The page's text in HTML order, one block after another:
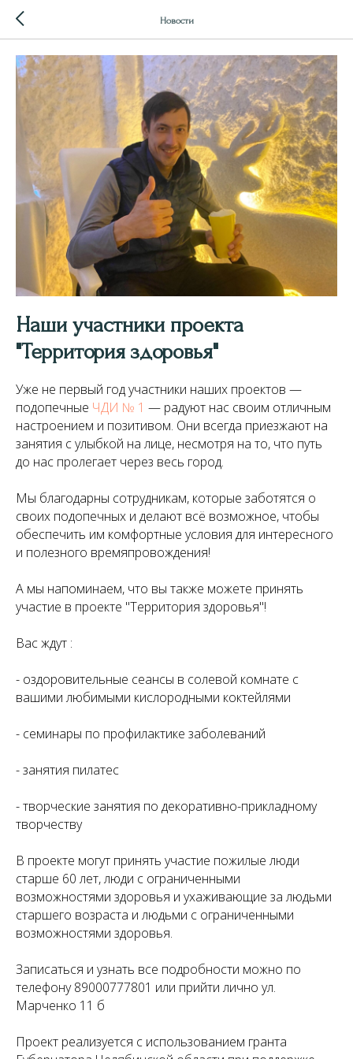
Новости
Наши участники проекта
"Территория здоровья"
Уже не первый год участники наших проектов —
подопечные ЧДИ № 1 — радуют нас своим отличным
настроением и позитивом. Они всегда приезжают на
занятия с улыбкой на лице, несмотря на то, что путь
до нас пролегает через весь город.
Мы благодарны сотрудникам, которые заботятся о
своих подопечных и делают всё возможное, чтобы
обеспечить им комфортные условия для интересного
и полезного времяпровождения!
А мы напоминаем, что вы также можете принять
участие в проекте "Территория здоровья"!
Вас ждут :
- оздоровительные сеансы в солевой комнате с
вашими любимыми кислородными коктейлями
- семинары по профилактике заболеваний
- занятия пилатес
- творческие занятия по декоративно-прикладному
творчеству
В проекте могут принять участие пожилые люди
старше 60 лет, люди с ограниченными
возможностями здоровья и ухаживающие за людьми
старшего возраста и людьми с ограниченными
возможностями здоровья.
Записаться и узнать все подробности можно по
телефону 89000777801 или прийти лично ул.
Марченко 11 б
Проект реализуется с использованием гранта